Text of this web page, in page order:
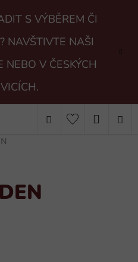
S VÝBĚREM ČI
NAVŠTIVTE NAŠI
NEBO V ČESKÝCH
Hledat